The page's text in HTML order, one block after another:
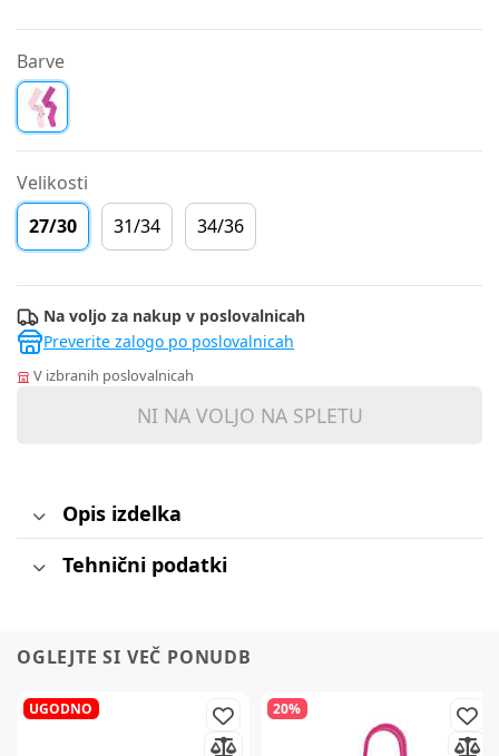
Barve
Velikosti
27/30
31/34 34/36
Na voljo za nakup v poslovalnicah
Preverite zalogo po poslovalnicah
V izbranih poslovalnicah
NI NA VOLJO NA SPLETU
Opis izdelka
Tehnični podatki
OGLEJTE SI VEČ PONUDB
UGODNO 20%